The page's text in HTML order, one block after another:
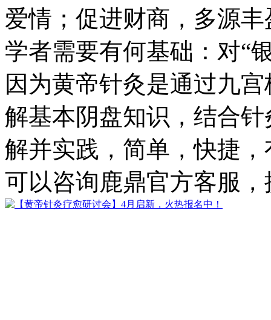
爱情；促进财商，多源
学者需要有何基础：对“
因为黄帝针灸是通过九
解基本阴盘知识，结合
解并实践，简单，快捷
可以咨询鹿鼎官方客服